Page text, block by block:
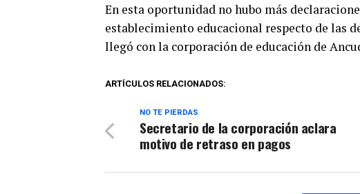
audio
En esta oportunidad no hubo más
establecimiento educacional respecto de las
llegó con la corporación de educación de
ARTÍCULOS RELACIONADOS:
NO TE PIERDAS
Secretario de la corporación aclara
motivo de retraso en pagos